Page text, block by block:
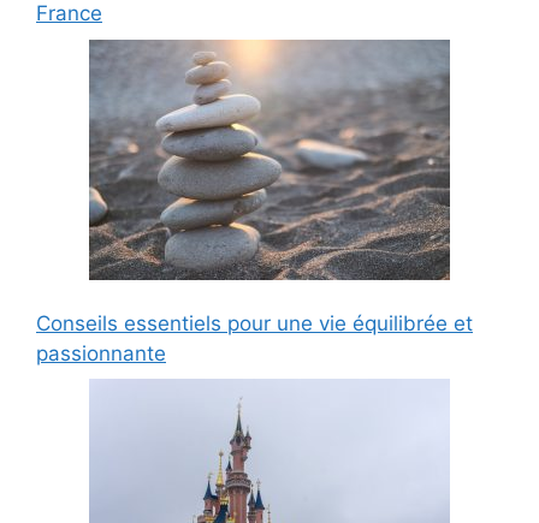
France
Conseils essentiels pour une vie équilibrée et
passionnante